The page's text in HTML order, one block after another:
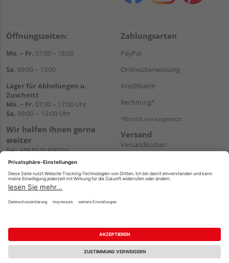
Öffnungszeiten:
Mo. – Fr. 07:00 – 18:00
Sa. 09:00 – 13:00
Lager für Abholungen u.
Zuschnitt
Mo. – Fr. 07:30 – 17:00 Uhr
Sa. 09:00 – 13:00 Uhr
Wir helfen Ihnen gerne
weiter
Tel.:+49 5121 930211
E-Mail:holzlandshop@holzland-
Newsletter
Zahlungsarten
PayPal
Onlineüberweisung
Kreditkarte
Rechnung*
*Bonität vorausgesetzt
Versand
Versandkosten
Impressum AGB Widerruf
Datenschutz
Reservierungsbedingungen
Vertrag widerrufen